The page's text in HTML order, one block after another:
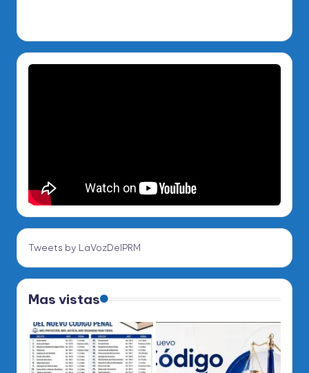
Tweets by LaVozDelPRM
Mas vistas